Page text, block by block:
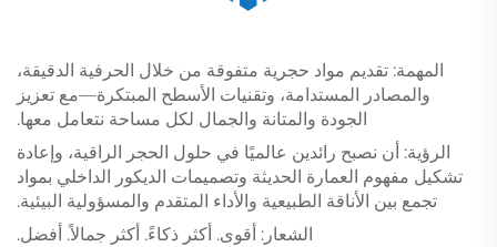
المهمة: تقديم مواد حجرية متفوقة من خلال الحرفية الدقيقة،
والمصادر المستدامة، وتقنيات الأسطح المبتكرة—مع تعزيز
الجودة والمتانة والجمال لكل مساحة نتعامل معها.
الرؤية: أن نصبح رائدين عالميًا في حلول الحجر الراقية، وإعادة
تشكيل مفهوم العمارة الحديثة وتصميمات الديكور الداخلي بمواد
تجمع بين الأناقة الطبيعية والأداء المتقدم والمسؤولية البيئية.
الشعار: أقوى. أكثر ذكاءً. أكثر جمالاً. أفضل.